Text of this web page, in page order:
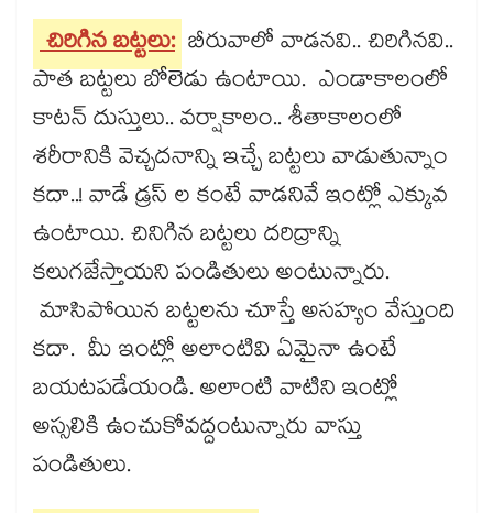
చిరిగిన బట్టలు: బీరువాలో వాడనవి.. చిరిగినవి..
పాత బట్టలు బోలెడు ఉంటాయి. ఎండాకాలంలో
కాటన్​ దుస్తులు.. వర్షాకాలం.. శీతాకాలంలో
శరీరానికి వెచ్చదనాన్ని ఇచ్చే బట్టలు వాడుతున్నాం
కదా..! వాడే డ్రస్​ ల కంటే వాడనివే ఇంట్లో ఎక్కువ
ఉంటాయి. చినిగిన బట్టలు దరిద్రాన్ని
కలుగజేస్తాయని పండితులు అంటున్నారు.
మాసిపోయిన బట్టలను చూస్తే అసహ్యం వేస్తుంది
కదా. మీ ఇంట్లో అలాంటివి ఏమైనా ఉంటే
బయటపడేయండి. అలాంటి వాటిని ఇంట్లో
అస్సలికి ఉంచుకోవద్దంటున్నారు వాస్తు
పండితులు.